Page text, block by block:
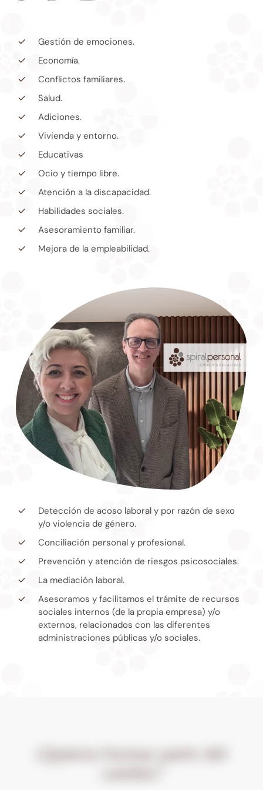
Gestión de emociones.
Economía.
Conflictos familiares.
Salud.
Adiciones.
Vivienda y entorno.
Educativas
Ocio y tiempo libre.
Atención a la discapacidad.
Habilidades sociales.
Asesoramiento familiar.
Mejora de la empleabilidad.
Detección de acoso laboral y por razón de sexo
y/o violencia de género.
Conciliación personal y profesional.
Prevención y atención de riesgos psicosociales.
La mediación laboral.
Asesoramos y facilitamos el trámite de recursos
sociales internos (de la propia empresa) y/o
externos, relacionados con las diferentes
administraciones públicas y/o sociales.
parte